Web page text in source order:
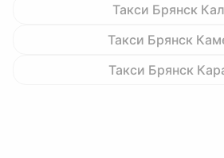
Такси Брянск
Такси Брянск
Такси Брянск